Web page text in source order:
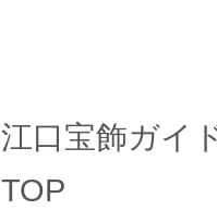
江口宝飾ガイ
TOP